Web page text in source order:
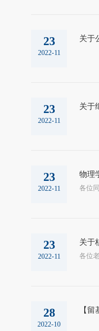
23
2022-11
关于
23
2022-11
关于
23
2022-11
物理
23
2022-11
关于
28
2022-10
【